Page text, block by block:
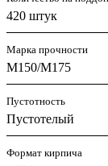
420 штук
Марка прочности
М150/M175
Пустотность
Пустотелый
Формат кирпича